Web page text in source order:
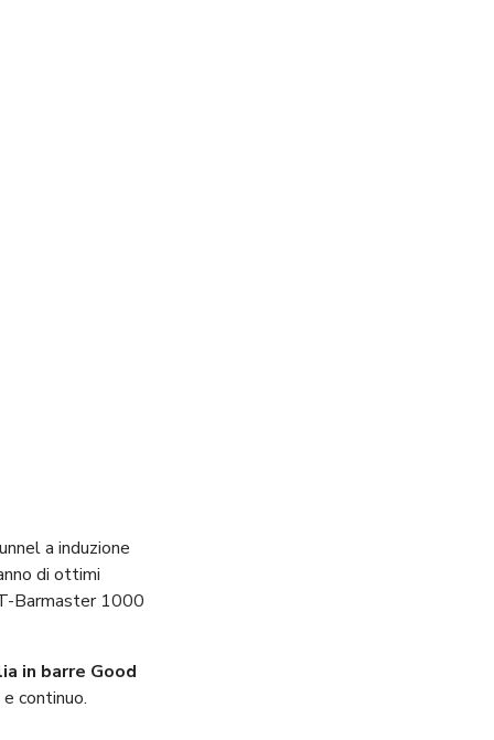
a induzione
di ottimi
Barmaster 1000
in barre Good
continuo.